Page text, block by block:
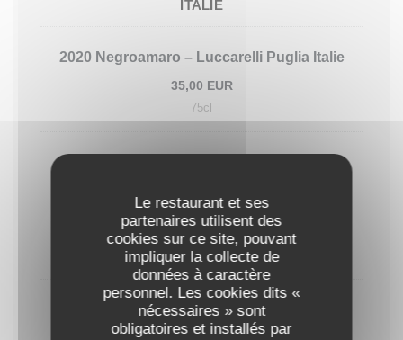
Le restaurant et ses
partenaires utilisent des
cookies sur ce site, pouvant
impliquer la collecte de
données à caractère
personnel. Les cookies dits «
nécessaires » sont
obligatoires et installés par
ITALIE
2020 Negroamaro – Luccarelli Puglia Italie
35,00 EUR
75cl
75cl
LOIRE
2021 Saint-Nicolas de Bourgueuil, Table des
Sommeliers